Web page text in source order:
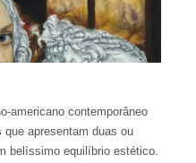
americano contemporâneo
apresentam duas ou
belíssimo equilíbrio estético.